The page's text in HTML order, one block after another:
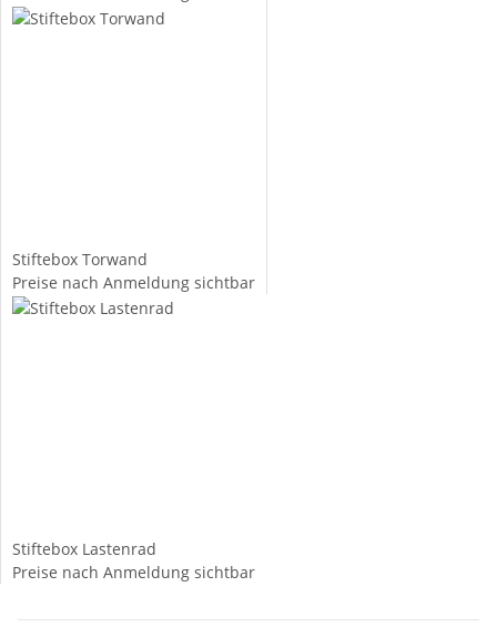
Stiftebox Torwand
Preise nach Anmeldung sichtbar
Stiftebox Lastenrad
Preise nach Anmeldung sichtbar